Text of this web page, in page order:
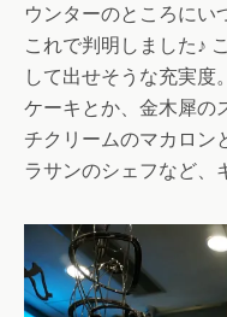
ウンターのところにい
これで判明しました♪
して出せそうな充実度
ケーキとか、金木犀の
チクリームのマカロン
ラサンのシェフなど、